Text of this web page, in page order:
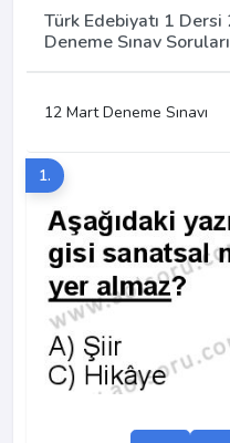
Türk Edebiyatı 1
Deneme Sınav Soruları
12 Mart Deneme Sınavı
1.